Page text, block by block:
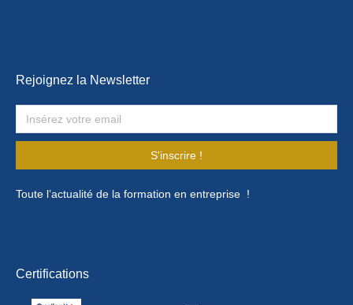
Rejoignez la Newsletter
S'inscrire !
Toute l’actualité de la formation en entreprise !
Certifications